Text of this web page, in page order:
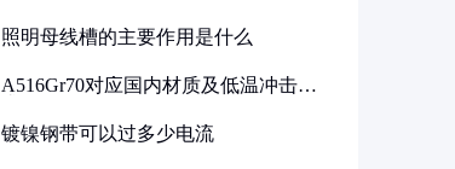
照明母线槽的主要作用是什么
A516Gr70对应国内材质及低温冲击要
镀镍钢带可以过多少电流